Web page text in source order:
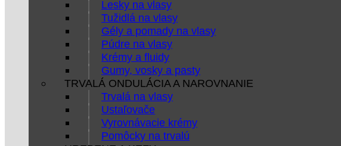
Lesky na vlasy
Tužidlá na vlasy
Gély a pomady na vlasy
Púdre na vlasy
Krémy a fluidy
Gumy, vosky a pasty
TRVALÁ ONDULÁCIA A NAROVNANIE
Trvalá na vlasy
Ustaľovače
Vyrovnávacie krémy
Pomôcky na trvalú